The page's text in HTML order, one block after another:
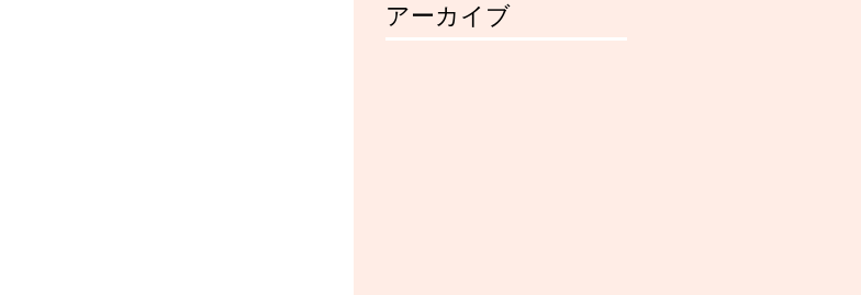
アーカイブ